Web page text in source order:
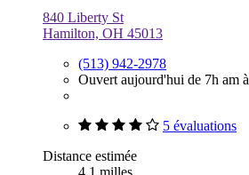
840 Liberty St
Hamilton, OH 45013
(513) 942-2978
Ouvert aujourd'hui de 7h am
5 évaluations
Distance estimée
4,1 milles